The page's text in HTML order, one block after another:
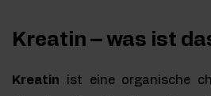
Kreatin – was ist
Kreatin ist eine organische